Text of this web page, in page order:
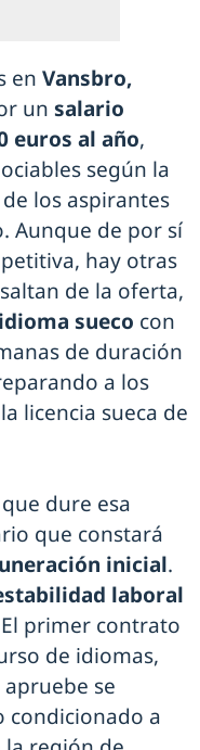
en Vansbro,
un salario
euros al año,
según la
los aspirantes
Aunque de por sí
hay otras
de la oferta,
sueco con
de duración
a los
licencia sueca de
dure esa
que constará
inicial.
laboral
primer contrato
de idiomas,
se
a